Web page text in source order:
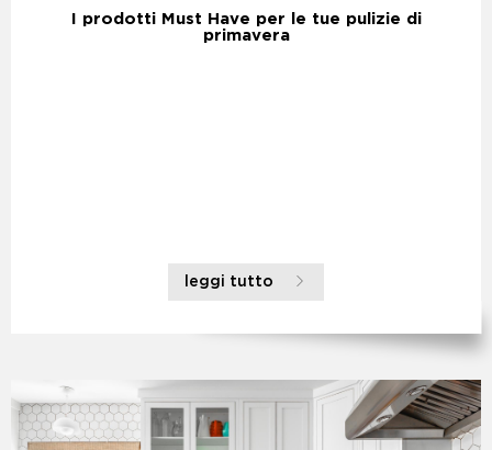
I prodotti Must Have per le tue pulizie di
primavera
leggi tutto